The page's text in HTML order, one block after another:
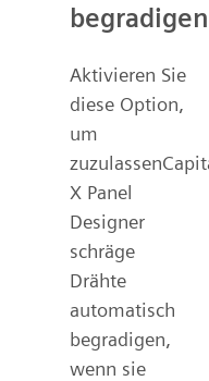
begradigen
Aktivieren Sie
diese Option,
um
X Panel
Designer
schräge
Drähte
automatisch
begradigen,
wenn sie